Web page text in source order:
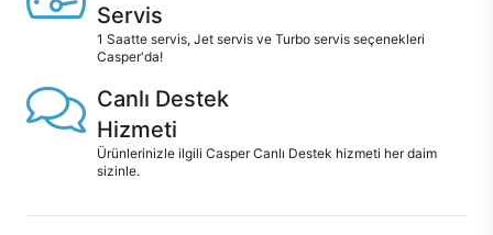
Servis
1 Saatte servis, Jet servis ve Turbo servis seçenekleri
Casper'da!
Canlı Destek
Hizmeti
Ürünlerinizle ilgili Casper Canlı Destek hizmeti her daim
sizinle.